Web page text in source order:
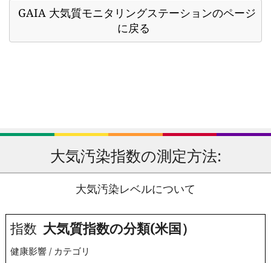
GAIA 大気質モニタリングステーションのページ
に戻る
大気汚染指数の測定方法:
大気汚染レベルについて
指数 大気質指数の分類(米国）
健康影響 / カテゴリ